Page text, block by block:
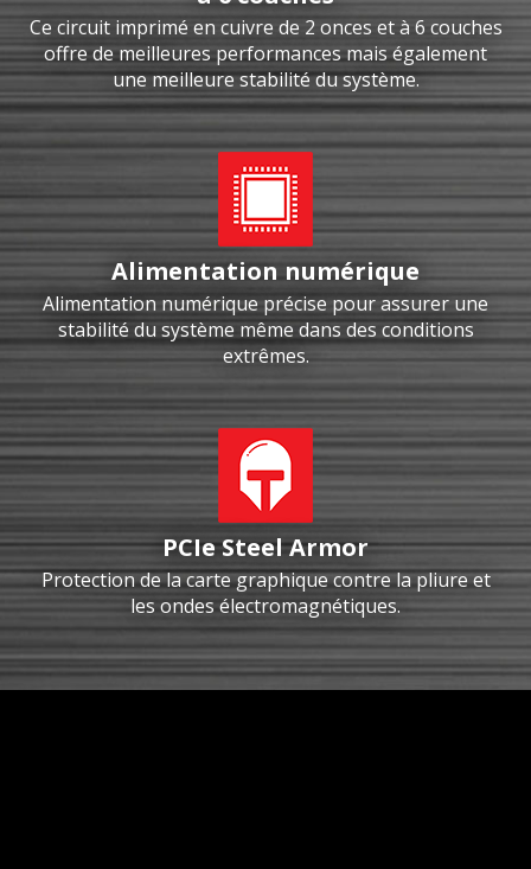
Ce circuit imprimé en cuivre de 2 onces et à 6 couches
offre de meilleures performances mais également
une meilleure stabilité du système.
Alimentation numérique
Alimentation numérique précise pour assurer une
stabilité du système même dans des conditions
extrêmes.
PCIe Steel Armor
Protection de la carte graphique contre la pliure et
les ondes électromagnétiques.